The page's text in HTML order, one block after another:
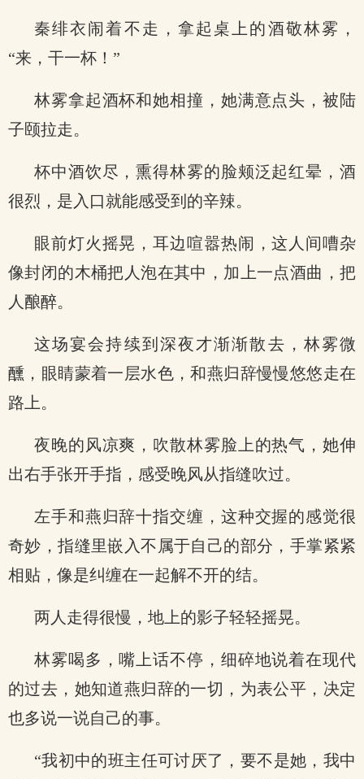
秦绯衣闹着不走，拿起桌上的酒敬林雾，
“来，干一杯！”
林雾拿起酒杯和她相撞，她满意点头，被陆
子颐拉走。
杯中酒饮尽，熏得林雾的脸颊泛起红晕，酒
很烈，是入口就能感受到的辛辣。
眼前灯火摇晃，耳边喧嚣热闹，这人间嘈杂
像封闭的木桶把人泡在其中，加上一点酒曲，把
人酿醉。
这场宴会持续到深夜才渐渐散去，林雾微
醺，眼睛蒙着一层水色，和燕归辞慢慢悠悠走在
路上。
夜晚的风凉爽，吹散林雾脸上的热气，她伸
出右手张开手指，感受晚风从指缝吹过。
左手和燕归辞十指交缠，这种交握的感觉很
奇妙，指缝里嵌入不属于自己的部分，手掌紧紧
相贴，像是纠缠在一起解不开的结。
两人走得很慢，地上的影子轻轻摇晃。
林雾喝多，嘴上话不停，细碎地说着在现代
的过去，她知道燕归辞的一切，为表公平，决定
也多说一说自己的事。
“我初中的班主任可讨厌了，要不是她，我中